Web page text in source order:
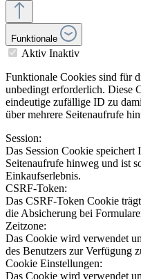
Funktionale
Aktiv Inaktiv
Funktionale Cookies sind für
unbedingt erforderlich. Diese
eindeutige zufällige ID zu
über mehrere Seitenaufrufe
Session:
Das Session Cookie speichert
Seitenaufrufe hinweg und ist
Einkaufserlebnis.
CSRF-Token:
Das CSRF-Token Cookie
die Absicherung bei
Zeitzone:
Das Cookie wird verwendet
des Benutzers zur Verfügung
Cookie Einstellungen:
Das Cookie wird verwendet